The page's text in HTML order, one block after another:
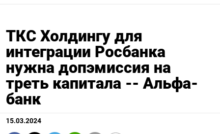
ТКС Холдингу для
интеграции Росбанка
нужна допэмиссия на
треть капитала -- Альфа-
банк
15.03.2024